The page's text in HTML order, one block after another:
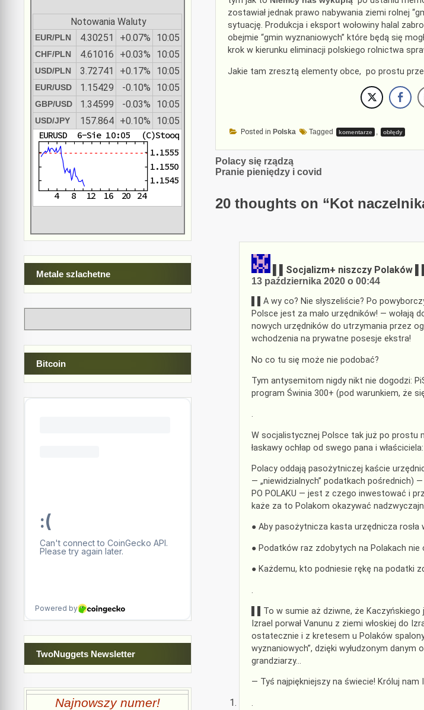
zostawiał jednak prawo nabywania ziemi rolnej
sytuację. Produkcja i eksport wołowiny halal
obejmie “gmin wyznaniowych” które będą się
krok w kierunku eliminacji polskiego rolnictwa
Jakie tam zresztą elementy obce, po prostu
Posted in Polska Tagged komentarze , obłędy
Nawigacja
wpisu
Polacy się rządzą
Pranie pieniędzy i covid
20 thoughts on “Kot
▌▌Socjalizm+ niszczy Polaków ▌▌
13 października 2020 o 00:44
▌▌A wy co? Nie słyszeliście? Po
Polsce jest za mało urzędników! — wołają
nowych urzędników do utrzymania przez
wchodzenia na prywatne posesje ekstra!
No co tu się może nie podobać?
Tym antysemitom nigdy nikt nie dogodzi:
program Świnia 300+ (pod warunkiem, że
.
W socjalistycznej Polsce tak już po prostu
łaskawy ochłap od swego pana i
Polacy oddają pasożytniczej kaście
— „niewidzialnych” podatkach pośrednich) —
PO POLAKU — jest z czego inwestować i
każe za to Polakom okazywać
● Aby pasożytnicza kasta urzędnicza rosła
● Podatków raz zdobytych na Polakach nie
● Każdemu, kto podniesie rękę na podatki
.
▌▌To w sumie aż dziwne, że
Izrael porwał Vanunu z ziemi włoskiej do
ostatecznie i z kretesem u Polaków
wyznaniowych”, dzięki wyłudzonym
grandziarzy…
— Tyś najpiękniejszy na świecie! Króluj nam
.
Notowania Waluty
EUR/PLN 4.30251 +0.07% 10:05
CHF/PLN 4.61016 +0.03% 10:05
USD/PLN 3.72741 +0.17% 10:05
EUR/USD 1.15429 -0.10% 10:05
GBP/USD 1.34599 -0.03% 10:05
USD/JPY 157.864 +0.10% 10:05
Metale szlachetne
Bitcoin
TwoNuggets Newsletter
Najnowszy numer!